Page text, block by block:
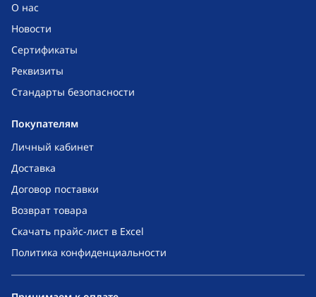
О нас
Новости
Сертификаты
Реквизиты
Стандарты безопасности
Покупателям
Личный кабинет
Доставка
Договор поставки
Возврат товара
Скачать прайс-лист в Excel
Политика конфиденциальности